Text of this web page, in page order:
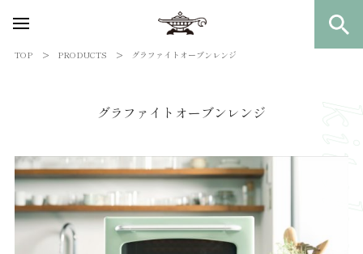
TOP PRODUCTS グラファイトオーブンレンジ
グラファイトオーブンレンジ